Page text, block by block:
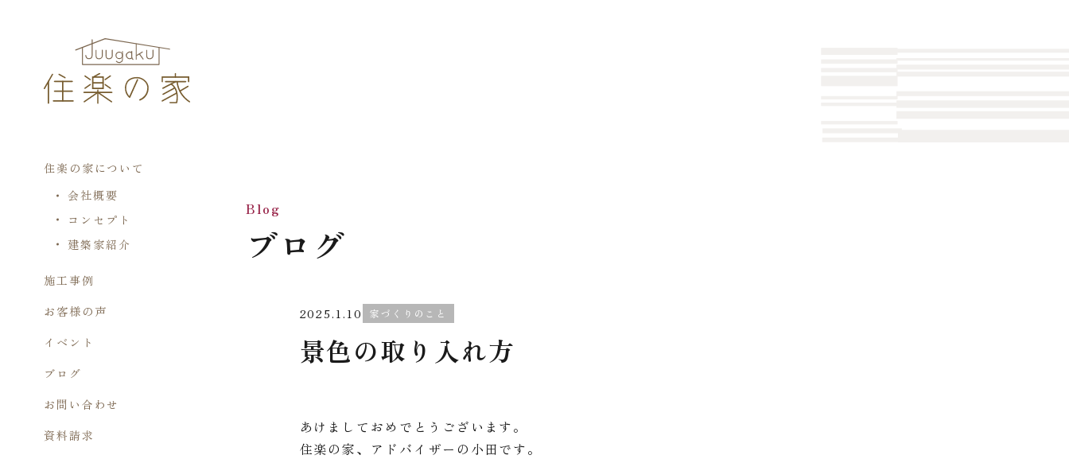
住楽の家について
会社概要
コンセプト
建築家紹介
施工事例
お客様の声
イベント
ブログ
お問い合わせ
資料請求
ブログ
Blog
2025.1.10 家づくりのこと
景色の取り入れ方
あけましておめでとうございます。
住楽の家、アドバイザーの小田です。